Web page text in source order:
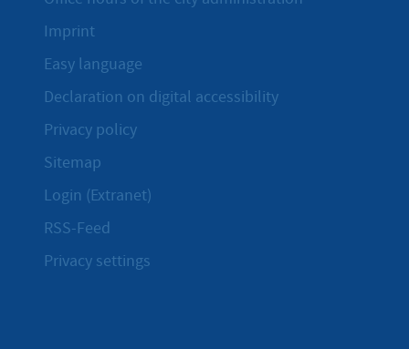
Imprint
Easy language
Declaration on digital accessibility
Privacy policy
Sitemap
Login (Extranet)
RSS-Feed
Privacy settings